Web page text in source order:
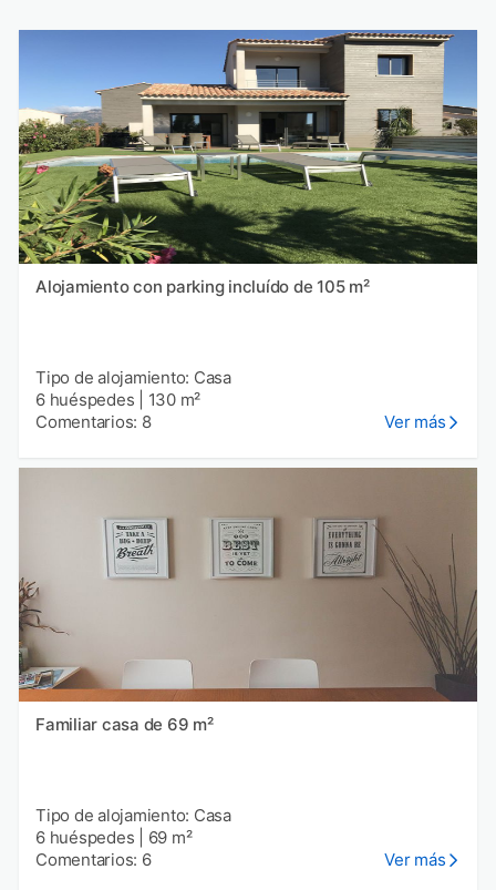
Alojamiento con parking incluído de 105 m²
Tipo de alojamiento: Casa
6 huéspedes
130 m²
Comentarios: 8
Ver más
Familiar casa de 69 m²
Tipo de alojamiento: Casa
6 huéspedes
69 m²
Comentarios: 6
Ver más